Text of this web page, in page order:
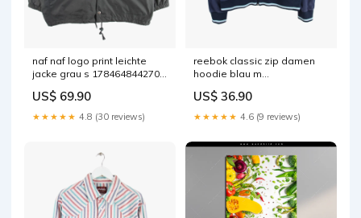
naf naf logo print leichte
jacke grau s 1784648442704
US$ 69.90
★★★★★ 4.8 (30 reviews)
reebok classic zip damen
hoodie blau m
US$ 36.90
★★★★★ 4.6 (9 reviews)